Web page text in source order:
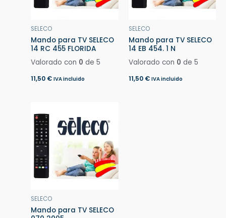
SELECO
Mando para TV SELECO
14 RC 455 FLORIDA
Valorado con 0 de 5
11,50 € IVA incluido
SELECO
Mando para TV SELECO
14 EB 454. 1 N
Valorado con 0 de 5
11,50 € IVA incluido
SELECO
Mando para TV SELECO